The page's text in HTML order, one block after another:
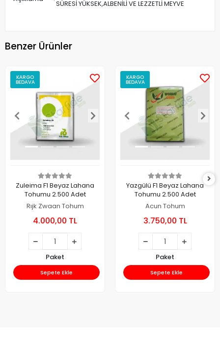
SÜRESİ YÜKSEK,ALBENİLİ VE LEZZETLİ MEYVE
Benzer Ürünler
KARGO
BEDAVA
Zuleima F1 Beyaz Lahana
Tohumu 2.500 Adet
Rıjk Zwaan Tohum
4.000,00 TL
Paket
Sepete Ekle
KARGO
BEDAVA
Yazgülü F1 Beyaz Lahana
Tohumu 2.500 Adet
Acun Tohum
3.750,00 TL
Paket
Sepete Ekle